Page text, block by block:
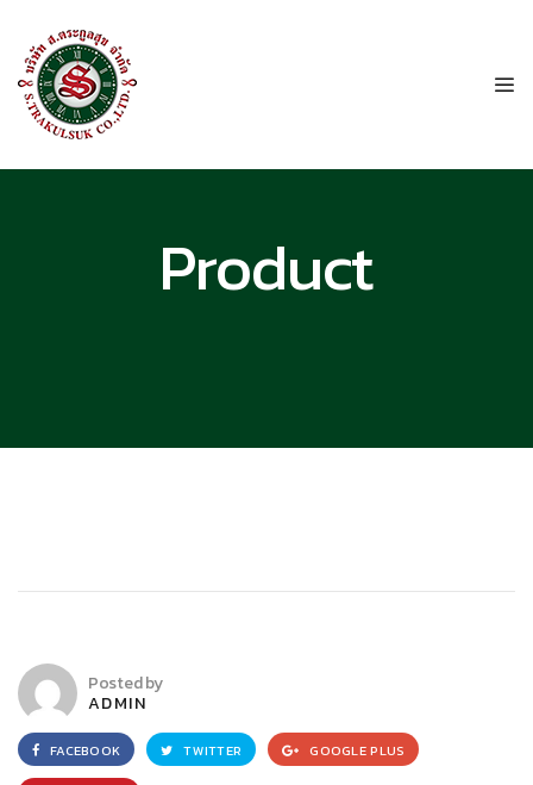
Product
Posted by
ADMIN
FACEBOOK TWITTER GOOGLE PLUS